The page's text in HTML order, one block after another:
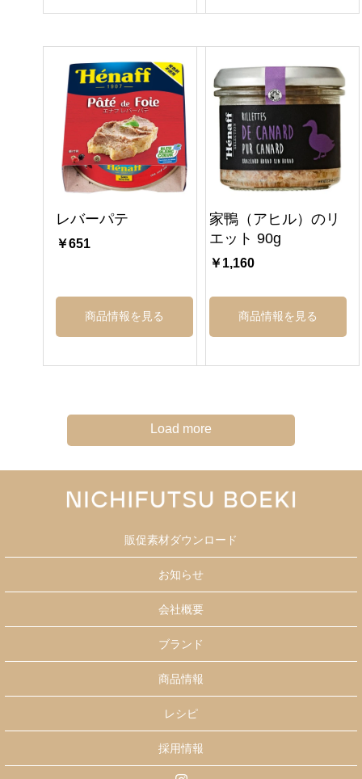
レバーパテ
￥651
商品情報を見る
家鴨（アヒル）のリ
エット 90g
￥1,160
商品情報を見る
Load more
販促素材ダウンロード
お知らせ
会社概要
ブランド
商品情報
レシピ
採用情報